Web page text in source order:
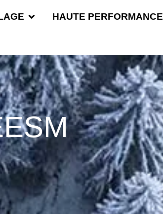
HAUTE PERFORMANCE